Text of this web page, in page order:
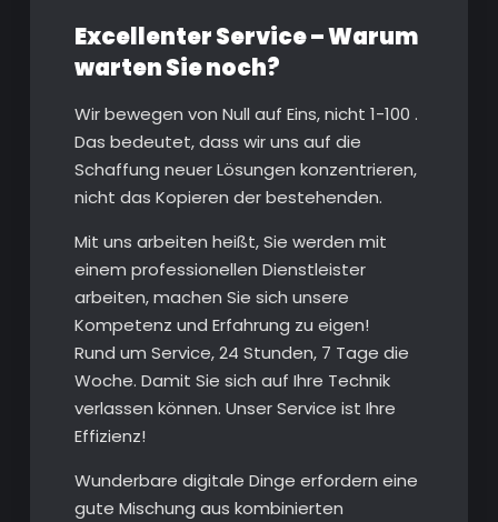
Excellenter Service – Warum
warten Sie noch?
Wir bewegen von Null auf Eins, nicht 1-100 .
Das bedeutet, dass wir uns auf die
Schaffung neuer Lösungen konzentrieren,
nicht das Kopieren der bestehenden.
Mit uns arbeiten heißt, Sie werden mit
einem professionellen Dienstleister
arbeiten, machen Sie sich unsere
Kompetenz und Erfahrung zu eigen!
Rund um Service, 24 Stunden, 7 Tage die
Woche. Damit Sie sich auf Ihre Technik
verlassen können. Unser Service ist Ihre
Effizienz!
Wunderbare digitale Dinge erfordern eine
gute Mischung aus kombinierten